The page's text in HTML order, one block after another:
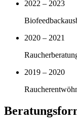
2022 – 2023
2020 – 2021
2019 – 2020